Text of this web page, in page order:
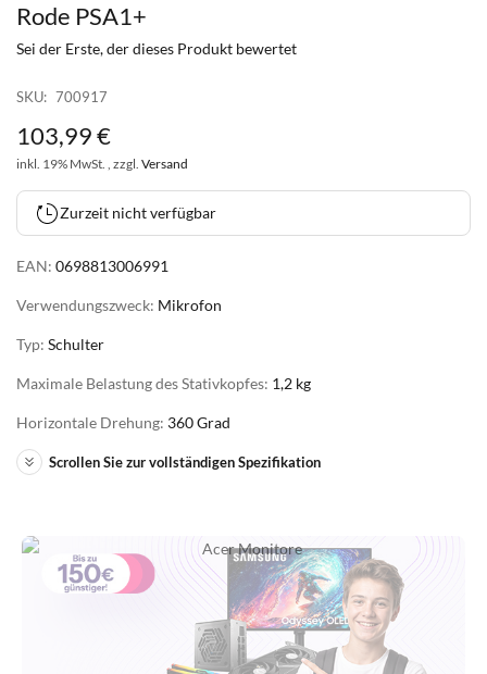
Rode PSA1+
SKU 700917
Sei der Erste, der dieses Produkt bewertet
EAN: 0698813006991
Verwendungszweck: Mikrofon
Typ: Schulter
Maximale Belastung des Stativkopfes: 1,2 kg
Horizontale Drehung: 360 Grad
Scrollen Sie zur vollständigen Spezifikation
103,99€
inkl. 19% MwSt. , zzgl. Versand
Zurzeit nicht verfügbar
Zum
Bildgalerie